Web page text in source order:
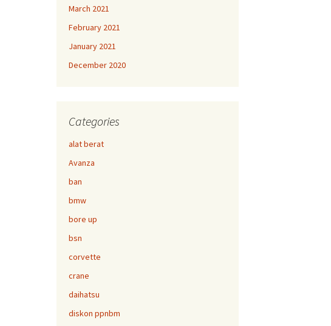
March 2021
February 2021
January 2021
December 2020
Categories
alat berat
Avanza
ban
bmw
bore up
bsn
corvette
crane
daihatsu
diskon ppnbm